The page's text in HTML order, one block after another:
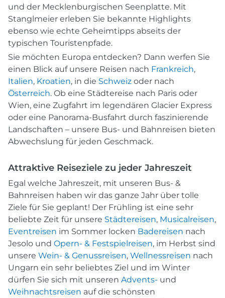
und der Mecklenburgischen Seenplatte. Mit
Stanglmeier erleben Sie bekannte Highlights
ebenso wie echte Geheimtipps abseits der
typischen Touristenpfade.
Sie möchten Europa entdecken? Dann werfen Sie
einen Blick auf unsere Reisen nach Frankreich,
Italien, Kroatien, in die Schweiz oder nach
Österreich. Ob eine Städtereise nach Paris oder
Wien, eine Zugfahrt im legendären Glacier Express
oder eine Panorama-Busfahrt durch faszinierende
Landschaften – unsere Bus- und Bahnreisen bieten
Abwechslung für jeden Geschmack.
Attraktive Reiseziele zu jeder Jahreszeit
Egal welche Jahreszeit, mit unseren Bus- &
Bahnreisen haben wir das ganze Jahr über tolle
Ziele für Sie geplant! Der Frühling ist eine sehr
beliebte Zeit für unsere Städtereisen, Musicalreisen,
Eventreisen im Sommer locken Badereisen nach
Jesolo und Opern- & Festspielreisen, im Herbst sind
unsere Wein- & Genussreisen, Wellnessreisen nach
Ungarn ein sehr beliebtes Ziel und im Winter
dürfen Sie sich mit unseren Advents- und
Weihnachtsreisen auf die schönsten